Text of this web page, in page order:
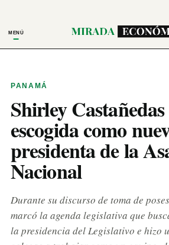
MENÚ
PANAMÁ
Shirley Castañedas
escogida como
presidenta de la
Nacional
Durante su discurso de toma de
marcó la agenda legislativa que
la presidencia del Legislativo e hizo